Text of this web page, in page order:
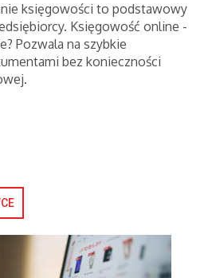
księgowości to podstawowy
Księgowość online -
Pozwala na szybkie
bez konieczności